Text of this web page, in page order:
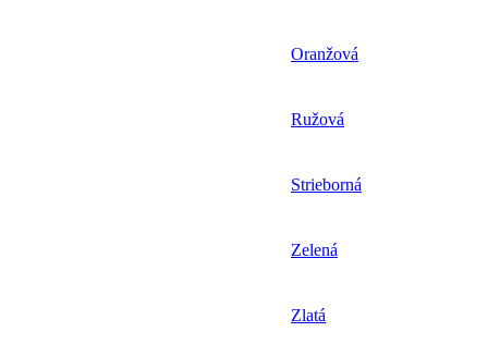
Oranžová
Ružová
Strieborná
Zelená
Zlatá